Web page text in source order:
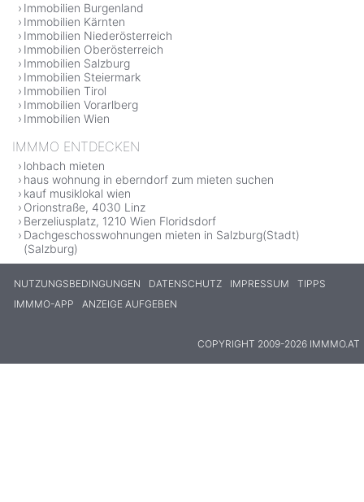
Immobilien Burgenland
Immobilien Kärnten
Immobilien Niederösterreich
Immobilien Oberösterreich
Immobilien Salzburg
Immobilien Steiermark
Immobilien Tirol
Immobilien Vorarlberg
Immobilien Wien
IMMMO ENTDECKEN
lohbach mieten
haus wohnung in eberndorf zum mieten suchen
kauf musiklokal wien
Orionstraße, 4030 Linz
Berzeliusplatz, 1210 Wien Floridsdorf
Dachgeschosswohnungen mieten in Salzburg(Stadt)
(Salzburg)
NUTZUNGSBEDINGUNGEN DATENSCHUTZ IMPRESSUM
TIPPS
IMMMO-APP
ANZEIGE AUFGEBEN
COPYRIGHT 2009-2026 IMMMO.AT